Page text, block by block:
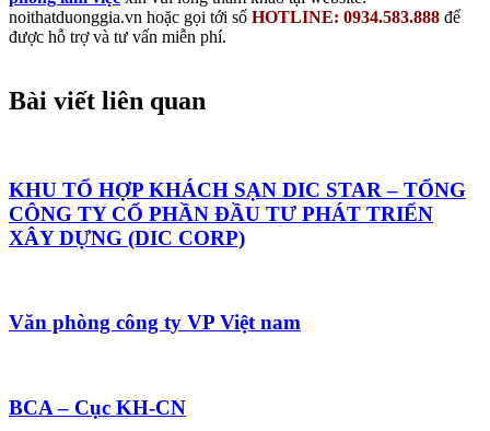
noithatduonggia.vn hoặc gọi tới số HOTLINE: 0934.583.888 để
được hỗ trợ và tư vấn miễn phí.
Bài viết liên quan
KHU TỔ HỢP KHÁCH SẠN DIC STAR – TỔNG
CÔNG TY CỔ PHẦN ĐẦU TƯ PHÁT TRIỂN
XÂY DỰNG (DIC CORP)
Văn phòng công ty VP Việt nam
BCA – Cục KH-CN